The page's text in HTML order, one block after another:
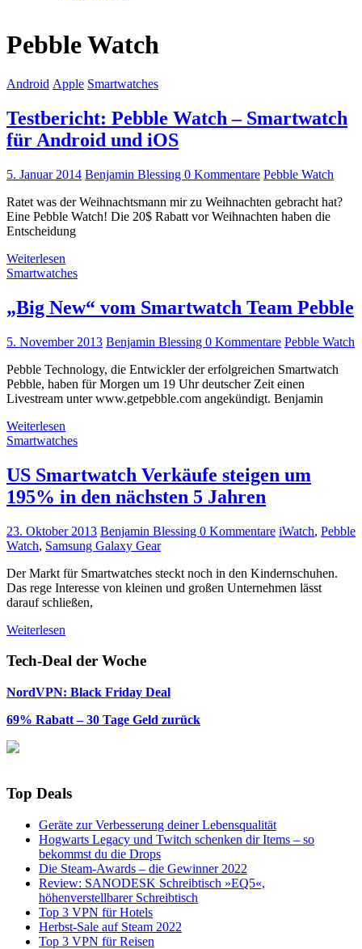
Pebble Watch
Android Apple Smartwatches
Testbericht: Pebble Watch – Smartwatch
für Android und iOS
5. Januar 2014 Benjamin Blessing 0 Kommentare Pebble Watch
Ratet was der Weihnachtsmann mir zu Weihnachten gebracht hat?
Eine Pebble Watch! Die 20$ Rabatt vor Weihnachten haben die
Entscheidung
Weiterlesen
Smartwatches
„Big New“ vom Smartwatch Team Pebble
5. November 2013 Benjamin Blessing 0 Kommentare Pebble Watch
Pebble Technology, die Entwickler der erfolgreichen Smartwatch
Pebble, haben für Morgen um 19 Uhr deutscher Zeit einen
Livestream unter www.getpebble.com angekündigt. Benjamin
Weiterlesen
Smartwatches
US Smartwatch Verkäufe steigen um
195% in den nächsten 5 Jahren
23. Oktober 2013 Benjamin Blessing 0 Kommentare iWatch, Pebble
Watch, Samsung Galaxy Gear
Der Markt für Smartwatches steckt noch in den Kindernschuhen.
Das rege Interesse von kleinen und großen Unternehmen lässt
darauf schließen,
Weiterlesen
Tech-Deal der Woche
NordVPN: Black Friday Deal
69% Rabatt – 30 Tage Geld zurück
Top Deals
Geräte zur Verbesserung deiner Lebensqualität
Hogwarts Legacy und Twitch schenken dir Items – so
bekommst du die Drops
Die Steam-Awards – die Gewinner 2022
Review: SANODESK Schreibtisch »EQ5«,
höhenverstellbarer Schreibtisch
Top 3 VPN für Hotels
Herbst-Sale auf Steam 2022
Top 3 VPN für Reisen